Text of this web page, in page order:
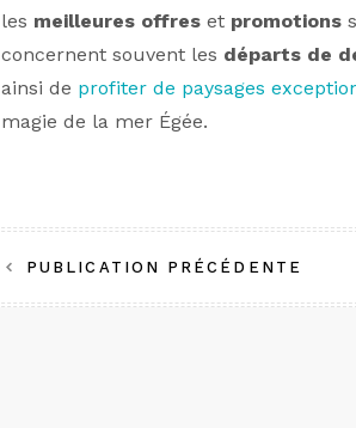
les meilleures offres et promotions
concernent souvent les départs de
ainsi de profiter de paysages
magie de la mer Égée.
Navigation
de
PUBLICATION PRÉCÉDENTE